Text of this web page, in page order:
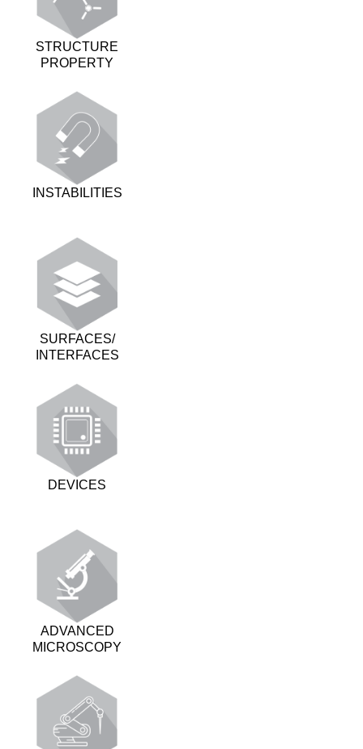
STRUCTURE
PROPERTY
INSTABILITIES
SURFACES/
INTERFACES
DEVICES
ADVANCED
MICROSCOPY